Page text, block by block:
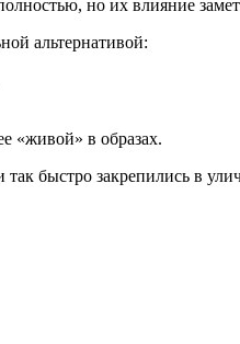
но их влияние
альтернативой:
«живой» в образах.
быстро закрепились в